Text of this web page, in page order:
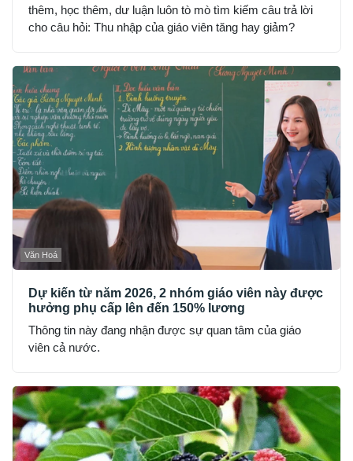
thêm, học thêm, dư luận luôn tò mò tìm kiếm câu trả lời
cho câu hỏi: Thu nhập của giáo viên tăng hay giảm?
Văn Hoá
Dự kiến từ năm 2026, 2 nhóm giáo viên này được
hưởng phụ cấp lên đến 150% lương
Thông tin này đang nhận được sự quan tâm của giáo
viên cả nước.